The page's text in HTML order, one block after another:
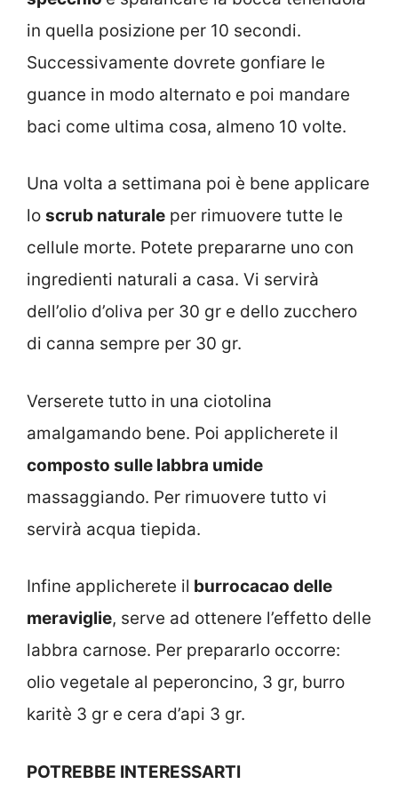
in quella posizione per 10 secondi.
Successivamente dovrete gonfiare le
guance in modo alternato e poi mandare
baci come ultima cosa, almeno 10 volte.
Una volta a settimana poi è bene applicare
lo scrub naturale per rimuovere tutte le
cellule morte. Potete prepararne uno con
ingredienti naturali a casa. Vi servirà
dell’olio d’oliva per 30 gr e dello zucchero
di canna sempre per 30 gr.
Verserete tutto in una ciotolina
amalgamando bene. Poi applicherete il
composto sulle labbra umide
massaggiando. Per rimuovere tutto vi
servirà acqua tiepida.
Infine applicherete il burrocacao delle
meraviglie, serve ad ottenere l’effetto delle
labbra carnose. Per prepararlo occorre:
olio vegetale al peperoncino, 3 gr, burro
karitè 3 gr e cera d’api 3 gr.
POTREBBE INTERESSARTI